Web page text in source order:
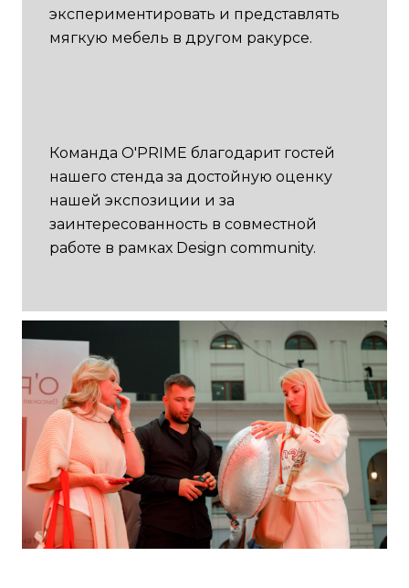
экспериментировать и представлять
мягкую мебель в другом ракурсе.
Команда O'PRIME благодарит гостей
нашего стенда за достойную оценку
нашей экспозиции и за
заинтересованность в совместной
работе в рамках Design community.